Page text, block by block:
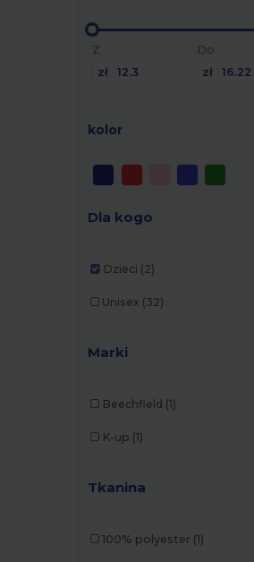
Z
zł
Do
zł
kolor
Dla kogo
Dzieci (2)
Unisex (32)
Marki
Beechfield (1)
K-up (1)
Tkanina
100% polyester (1)